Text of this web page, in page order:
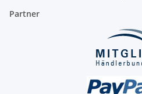
Partner